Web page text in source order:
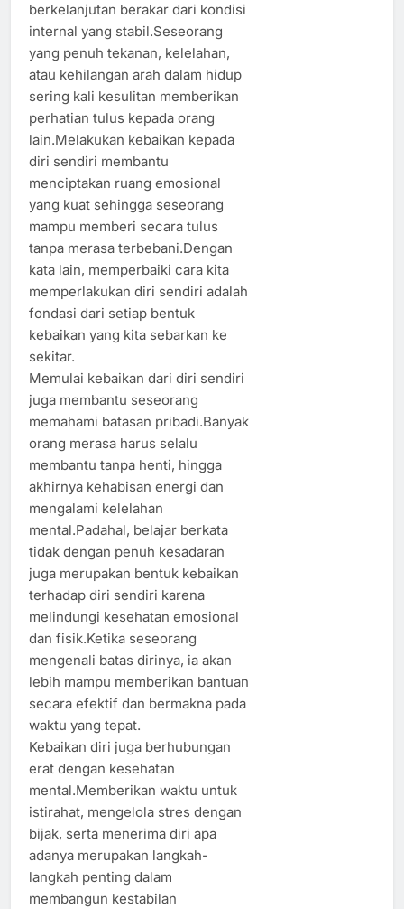
berkelanjutan berakar dari kondisi
internal yang stabil.Seseorang
yang penuh tekanan, kelelahan,
atau kehilangan arah dalam hidup
sering kali kesulitan memberikan
perhatian tulus kepada orang
lain.Melakukan kebaikan kepada
diri sendiri membantu
menciptakan ruang emosional
yang kuat sehingga seseorang
mampu memberi secara tulus
tanpa merasa terbebani.Dengan
kata lain, memperbaiki cara kita
memperlakukan diri sendiri adalah
fondasi dari setiap bentuk
kebaikan yang kita sebarkan ke
sekitar.
Memulai kebaikan dari diri sendiri
juga membantu seseorang
memahami batasan pribadi.Banyak
orang merasa harus selalu
membantu tanpa henti, hingga
akhirnya kehabisan energi dan
mengalami kelelahan
mental.Padahal, belajar berkata
tidak dengan penuh kesadaran
juga merupakan bentuk kebaikan
terhadap diri sendiri karena
melindungi kesehatan emosional
dan fisik.Ketika seseorang
mengenali batas dirinya, ia akan
lebih mampu memberikan bantuan
secara efektif dan bermakna pada
waktu yang tepat.
Kebaikan diri juga berhubungan
erat dengan kesehatan
mental.Memberikan waktu untuk
istirahat, mengelola stres dengan
bijak, serta menerima diri apa
adanya merupakan langkah-
langkah penting dalam
membangun kestabilan